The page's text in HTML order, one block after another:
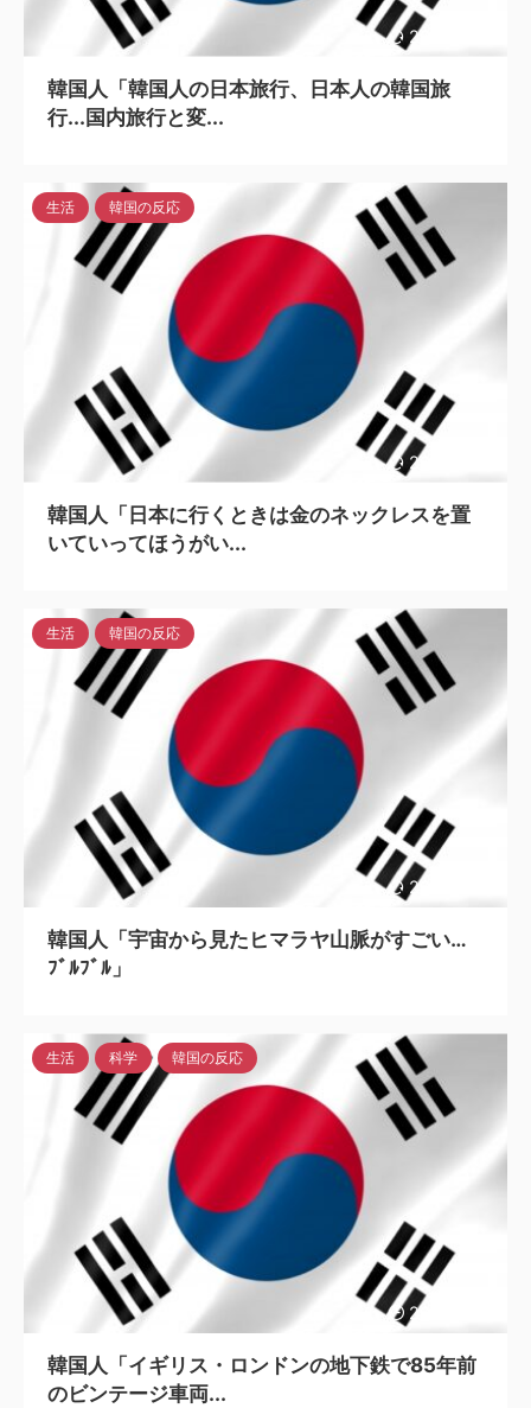
2023/6/13
韓国人「韓国人の日本旅行、日本人の韓国旅
行...国内旅行と変...
2023/6/13
生活 韓国の反応
韓国人「日本に行くときは金のネックレスを置
いていってほうがい...
2023/6/13
生活 韓国の反応
韓国人「宇宙から見たヒマラヤ山脈がすごい…
ﾌﾞﾙﾌﾞﾙ」
2023/6/13
生活 科学 韓国の反応
韓国人「イギリス・ロンドンの地下鉄で85年前
のビンテージ車両...